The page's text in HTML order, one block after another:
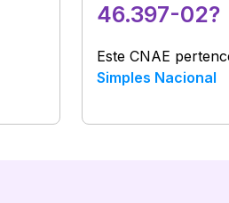
46.397-02?
Este CNAE
Simples Nacional